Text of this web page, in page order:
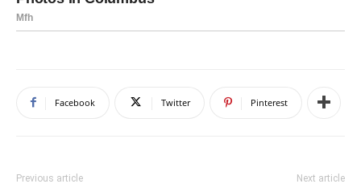
Facebook Twitter Pinterest
Previous article Next article